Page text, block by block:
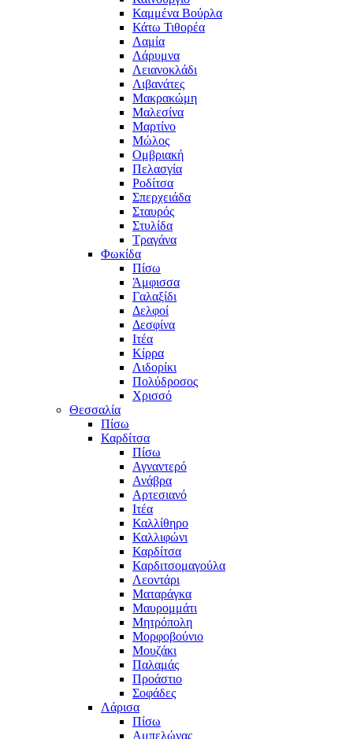
Καμμένα Βούρλα
Κάτω Τιθορέα
Λαμία
Λάρυμνα
Λειανοκλάδι
Λιβανάτες
Μακρακώμη
Μαλεσίνα
Μαρτίνο
Μώλος
Ομβριακή
Πελασγία
Ροδίτσα
Σπερχειάδα
Σταυρός
Στυλίδα
Τραγάνα
Φωκίδα
Πίσω
Άμφισσα
Γαλαξίδι
Δελφοί
Δεσφίνα
Ιτέα
Κίρρα
Λιδορίκι
Πολύδροσος
Χρισσό
Θεσσαλία
Πίσω
Καρδίτσα
Πίσω
Αγναντερό
Ανάβρα
Αρτεσιανό
Ιτέα
Καλλίθηρο
Καλλιφώνι
Καρδίτσα
Καρδιτσομαγούλα
Λεοντάρι
Ματαράγκα
Μαυρομμάτι
Μητρόπολη
Μορφοβούνιο
Μουζάκι
Παλαμάς
Προάστιο
Σοφάδες
Λάρισα
Πίσω
Αμπελώνας